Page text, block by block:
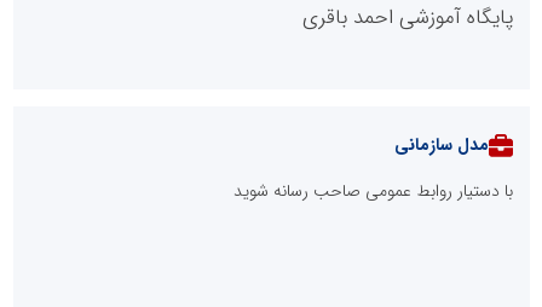
پایگاه آموزشی احمد باقری
مدل سازمانی
با دستیار روابط عمومی صاحب رسانه شوید